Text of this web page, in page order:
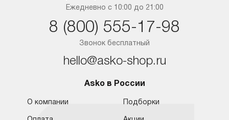
Ростов-на-Дону
Ежедневно с 10:00 до 21:00
Звонок бесплатный
8 (800) 555-17-98
hello@asko-shop.ru
Asko в России
О компании Подборки